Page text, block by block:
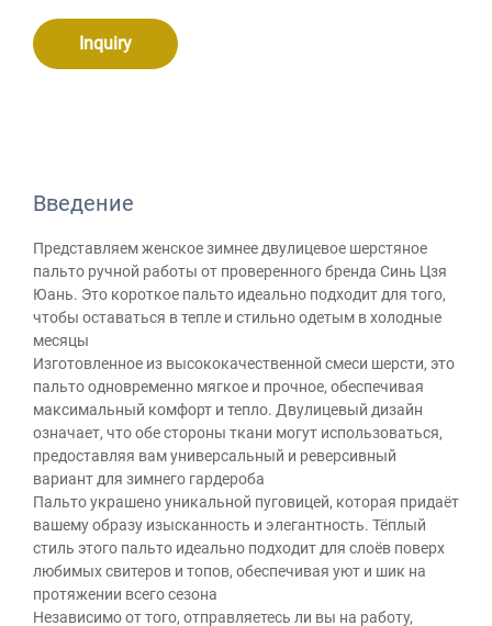
Inquiry
Введение
Представляем женское зимнее двулицевое шерстяное
пальто ручной работы от проверенного бренда Синь Цзя
Юань. Это короткое пальто идеально подходит для того,
чтобы оставаться в тепле и стильно одетым в холодные
месяцы
Изготовленное из высококачественной смеси шерсти, это
пальто одновременно мягкое и прочное, обеспечивая
максимальный комфорт и тепло. Двулицевый дизайн
означает, что обе стороны ткани могут использоваться,
предоставляя вам универсальный и реверсивный
вариант для зимнего гардероба
Пальто украшено уникальной пуговицей, которая придаёт
вашему образу изысканность и элегантность. Тёплый
стиль этого пальто идеально подходит для слоёв поверх
любимых свитеров и топов, обеспечивая уют и шик на
протяжении всего сезона
Независимо от того, отправляетесь ли вы на работу,